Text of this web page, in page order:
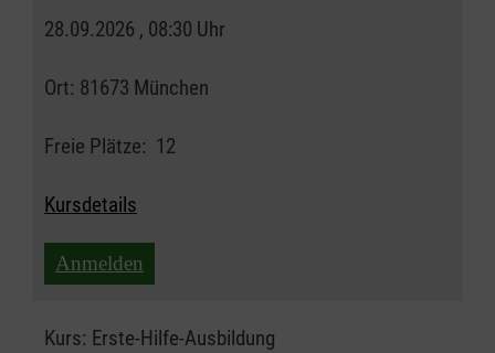
28.09.2026 , 08:30 Uhr
Ort: 81673 München
Freie Plätze: 12
Kursdetails
Anmelden
Kurs: Erste-Hilfe-Ausbildung